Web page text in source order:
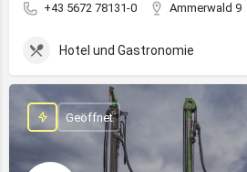
+43 5672 78131-0 Ammerwald 9
Hotel und Gastronomie
Geöffnet